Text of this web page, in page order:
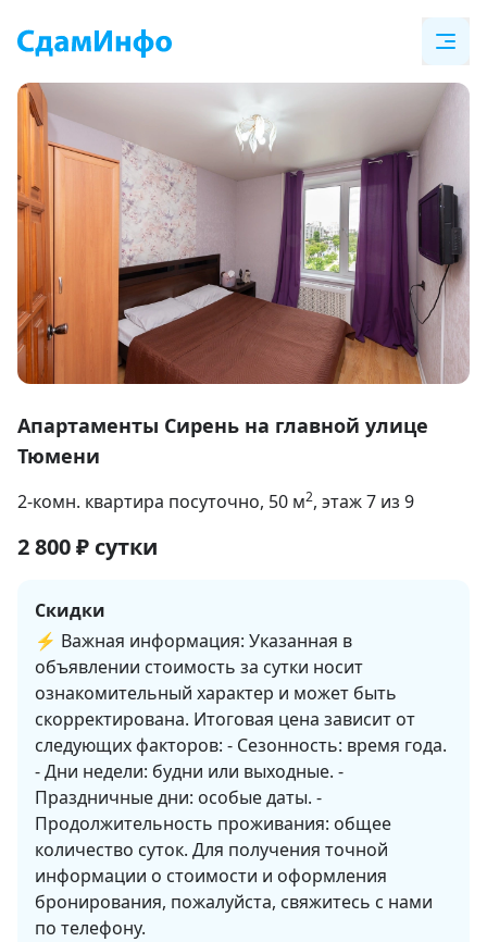
1
of
Апартаменты Сирень на главной улице
Тюмени
2-комн. квартира посуточно, 50 м2, этаж 7 из 9
2 800₽ сутки
Скидки
⚡️ Важная информация: Указанная в
объявлении стоимость за сутки носит
ознакомительный характер и может быть
скорректирована. Итоговая цена зависит от
следующих факторов: - Сезонность: время года.
- Дни недели: будни или выходные. -
Праздничные дни: особые даты. -
Продолжительность проживания: общее
количество суток. Для получения точной
информации о стоимости и оформления
бронирования, пожалуйста, свяжитесь с нами
по телефону.